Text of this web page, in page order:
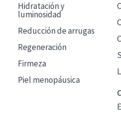
Hidratación y
luminosidad
Reducción de arrugas
Regeneración
Firmeza
Piel menopáusica